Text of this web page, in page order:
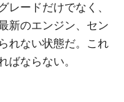
レードだけでなく、
新のエンジン、セン
れない状態だ。これ
ばならない。